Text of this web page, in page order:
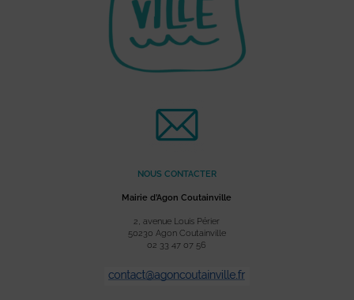
NOUS CONTACTER
Mairie d’Agon Coutainville
2, avenue Louis Périer
50230 Agon Coutainville
02 33 47 07 56